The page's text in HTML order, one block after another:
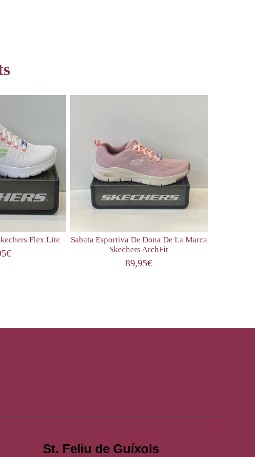
Flex Lite
€
Sabata Esportiva De Dona De La Marca
Skechers ArchFit
89,95€
St. Feliu de Guíxols